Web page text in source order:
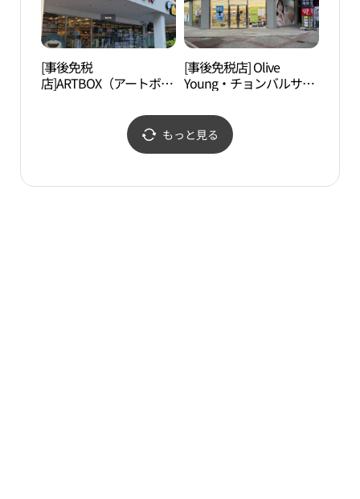
[事後免税
店]ARTBOX（アートボッ
山）Lafesta（ラフェス
タ）店(아트박스 일산라
[事後免税店] Olive
Young・チョンバルサン
브영 정발산로점)
もっと見る